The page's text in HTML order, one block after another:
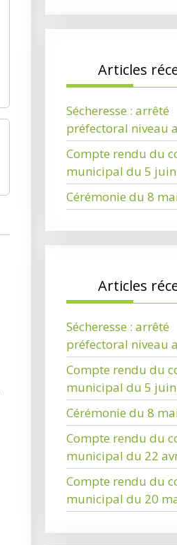
Articles
Sécheresse : arrêté
préfectoral niveau
Compte rendu du
municipal du 5
Cérémonie du 8
Articles
Sécheresse : arrêté
préfectoral niveau
Compte rendu du
municipal du 5
Cérémonie du 8
Compte rendu du
municipal du 22
Compte rendu du
municipal du 20